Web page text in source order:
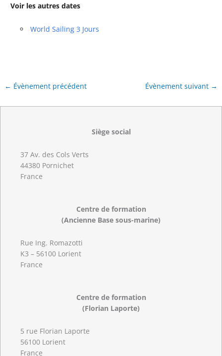
Voir les autres dates
World Sailing 3 Jours
← Évènement précédent Évènement suivant →
Siège social
37 Av. des Cols Verts
44380 Pornichet
France
Centre de formation
(Ancienne Base sous-marine)
Rue Ing. Romazotti
K3 – 56100 Lorient
France
Centre de formation
(Florian Laporte)
5 rue Florian Laporte
56100 Lorient
France